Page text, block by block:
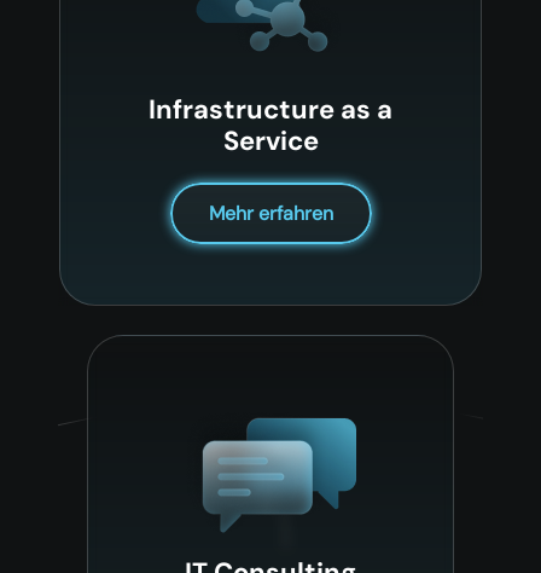
Infrastructure as a
Service
Mehr erfahren